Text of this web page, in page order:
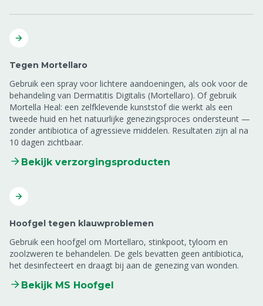
Tegen Mortellaro
Gebruik een spray voor lichtere aandoeningen, als ook voor de
behandeling van Dermatitis Digitalis (Mortellaro). Of gebruik
Mortella Heal: een zelfklevende kunststof die werkt als een
tweede huid en het natuurlijke genezingsproces ondersteunt —
zonder antibiotica of agressieve middelen. Resultaten zijn al na
10 dagen zichtbaar.
Bekijk verzorgingsproducten
Hoofgel tegen klauwproblemen
Gebruik een hoofgel om Mortellaro, stinkpoot, tyloom en
zoolzweren te behandelen. De gels bevatten geen antibiotica,
het desinfecteert en draagt bij aan de genezing van wonden.
Bekijk MS Hoofgel